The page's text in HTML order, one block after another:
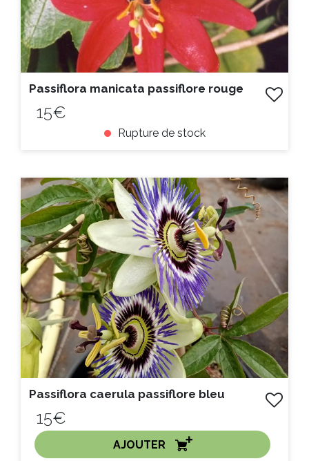
Passiflora manicata passiflore rouge
15€
Rupture de stock
Litre :
Passiflora caerula passiflore bleu
15€
AJOUTER